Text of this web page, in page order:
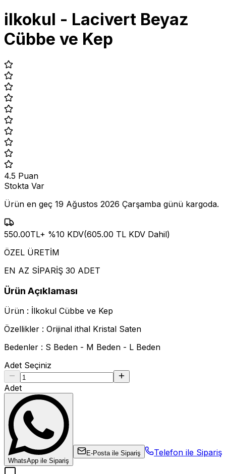
ilkokul - Lacivert Beyaz
Cübbe ve Kep
4.5 Puan
Stokta Var
Ürün en geç 19 Ağustos 2026 Çarşamba günü kargoda.
550.00TL+ %10 KDV(605.00 TL KDV Dahil)
ÖZEL ÜRETİM
EN AZ SİPARİŞ 30 ADET
Ürün Açıklaması
Ürün : İlkokul Cübbe ve Kep
Özellikler : Orijinal ithal Kristal Saten
Bedenler : S Beden - M Beden - L Beden
Adet Seçiniz
Adet
WhatsApp ile Sipariş
E-Posta ile Sipariş Telefon ile Sipariş